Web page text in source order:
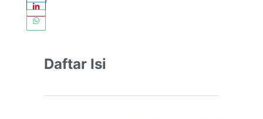
Daftar Isi